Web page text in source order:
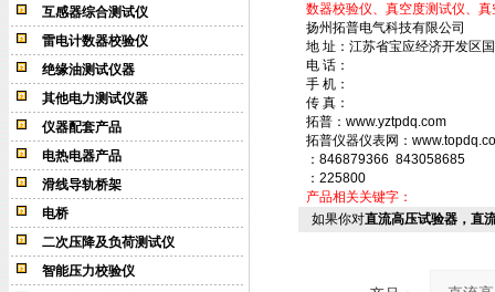
互感器综合测试仪
雷电计数器校验仪
绝缘油测试仪器
其他电力测试仪器
仪器配套产品
电热电器产品
滑线导轨桥架
电桥
二次压降及负荷测试仪
智能压力校验仪
数器校验仪、真空度测试仪、
扬州拓普电气科技有限公司
地 址：江苏省宝应经济开发区
电 话：
手 机：
传 真：
拓普：www.yztpdq.com
拓普仪器仪表网：
：846879366 843058685
：225800
产品相关关键字：
如果你对直流高压试验器，直